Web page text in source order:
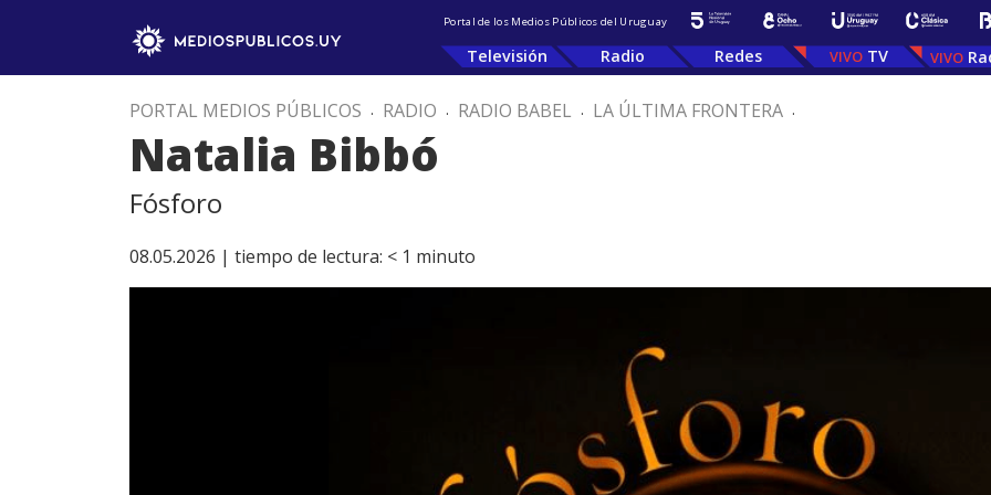
Portal de los Medios Públicos del Uruguay
Televisión Radio Redes TV
PORTAL MEDIOS PÚBLICOS . RADIO . RADIO BABEL . LA ÚLTIMA FRONTERA .
Natalia Bibbó
Fósforo
08.05.2026 | tiempo de lectura: < 1 minuto